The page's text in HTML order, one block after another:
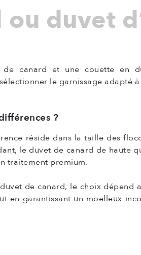
duvet
canard et une couette en
le garnissage adapté
?
réside dans la taille des
le duvet de canard de haute
traitement premium.
de canard, le choix dépend
garantissant un moelleux